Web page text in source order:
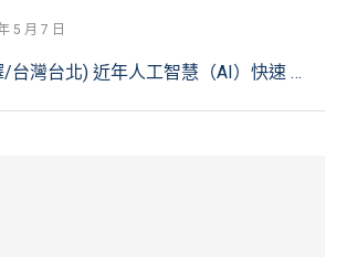
5 月 7 日
/台灣台北) 近年人工智慧（AI）快速 …